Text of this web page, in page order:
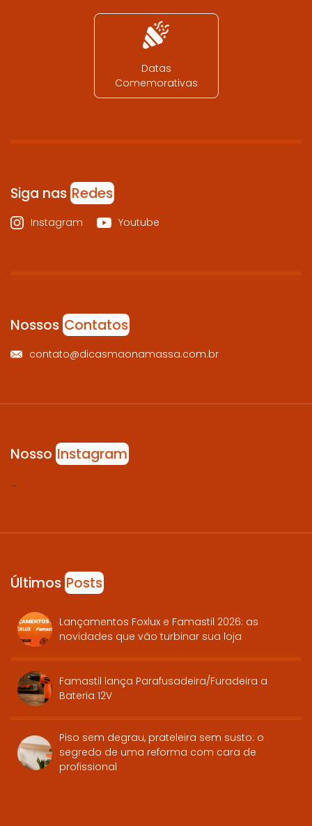
Datas
Comemorativas
Siga nas Redes
Instagram Youtube
Nossos Contatos
contato@dicasmaonamassa.com.br
Nosso Instagram
…
Últimos Posts
Lançamentos Foxlux e Famastil 2026: as
novidades que vão turbinar sua loja
Famastil lança Parafusadeira/Furadeira a
Bateria 12V
Piso sem degrau, prateleira sem susto: o
segredo de uma reforma com cara de
profissional